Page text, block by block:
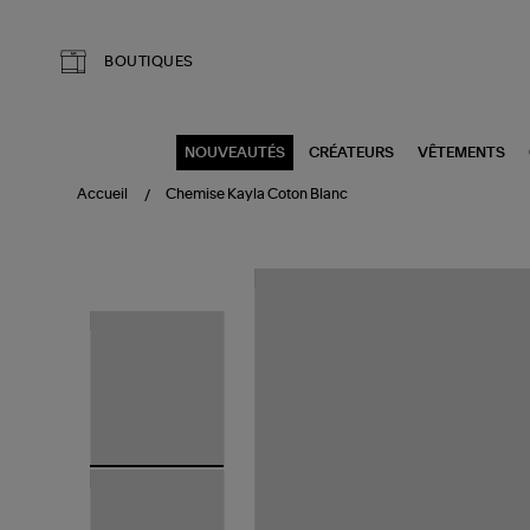
BOUTIQUES
NOUVEAUTÉS CRÉATEURS VÊTEMENTS
Accueil Chemise Kayla Coton Blanc